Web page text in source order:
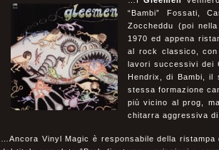
“Bambi” Fossati,
Zoccheddu (poi
1970 ed appena
al rock classico, con
lavori successivi dei
Hendrix, di Bambi, il
stessa formazione
più vicino al prog,
chitarra aggressiva
…Ancora Vinyl Magic è responsabile della ristampa